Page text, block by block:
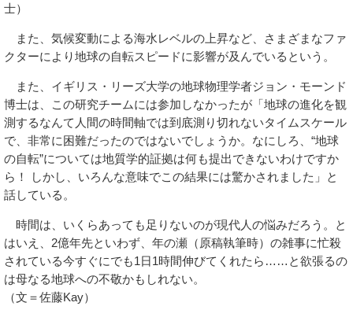
士）
また、気候変動による海水レベルの上昇など、さまざまなファ
クターにより地球の自転スピードに影響が及んでいるという。
また、イギリス・リーズ大学の地球物理学者ジョン・モーンド
博士は、この研究チームには参加しなかったが「地球の進化を観
測するなんて人間の時間軸では到底測り切れないタイムスケール
で、非常に困難だったのではないでしょうか。なにしろ、“地球
の自転”については地質学的証拠は何も提出できないわけですか
ら！ しかし、いろんな意味でこの結果には驚かされました」と
話している。
時間は、いくらあっても足りないのが現代人の悩みだろう。と
はいえ、2億年先といわず、年の瀬（原稿執筆時）の雑事に忙殺
されている今すぐにでも1日1時間伸びてくれたら……と欲張るの
は母なる地球への不敬かもしれない。
（文＝佐藤Kay）